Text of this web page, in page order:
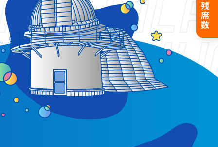
サイトポリシー
プライバシーポリシー
お問い合わせ
プラネタリウム